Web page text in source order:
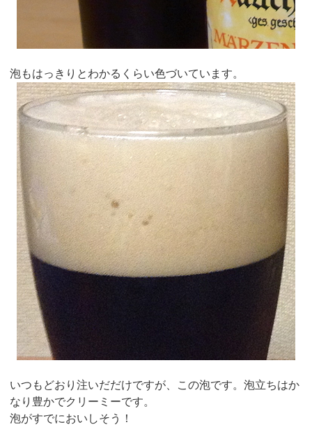
泡もはっきりとわかるくらい色づいています。
いつもどおり注いだだけですが、この泡です。泡立ちはか
なり豊かでクリーミーです。
泡がすでにおいしそう！